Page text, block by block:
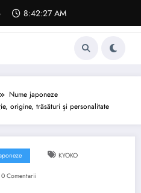
8:42:28 AM
Nume japoneze
origine, trăsături și personalitate
KYOKO
0 Comentarii